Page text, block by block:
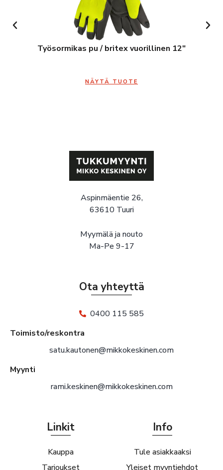
Työsormikas pu / britex vuorillinen 12″
NÄYTÄ TUOTE
Aspinmäentie 26,
63610 Tuuri
Myymälä ja nouto
Ma-Pe 9-17
Ota yhteyttä
0400 115 585
Toimisto/reskontra
satu.kautonen@mikkokeskinen.com
Myynti
rami.keskinen@mikkokeskinen.com
Linkit
Kauppa
Tarjoukset
Info
Tule asiakkaaksi
Yleiset myyntiehdot